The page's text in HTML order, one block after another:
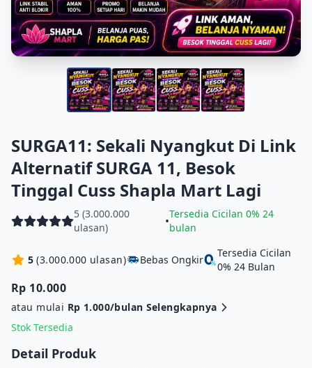
SURGA11: Sekali Nyangkut Di Link
Alternatif SURGA 11, Besok
Tinggal Cuss Shapla Mart Lagi
5 (3.000.000
ulasan)
•Tersedia Cicilan 0% 24
bulan
5 (3.000.000 ulasan) Bebas Ongkir
Tersedia Cicilan
0% 24 Bulan
Rp 10.000
atau mulai Rp 1.000/bulan Selengkapnya
Stok Tersedia
Detail Produk